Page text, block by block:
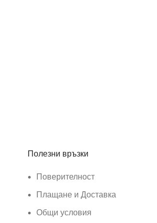
Полезни връзки
Поверителност
Плащане и Доставка
Общи условия